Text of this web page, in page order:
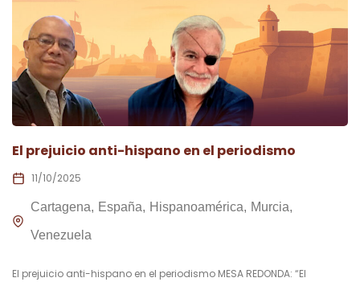
El prejuicio anti-hispano en el periodismo
11/10/2025
Cartagena España Hispanoamérica Murcia
Venezuela
El prejuicio anti-hispano en el periodismo MESA REDONDA: “El